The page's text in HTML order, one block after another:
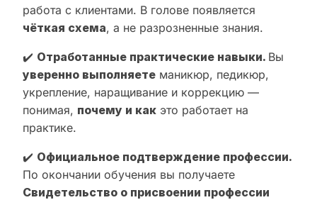
работа с клиентами. В голове появляется
чёткая схема, а не разрозненные знания.
✔️ Отработанные практические навыки. Вы
уверенно выполняете маникюр, педикюр,
укрепление, наращивание и коррекцию —
понимая, почему и как это работает на
практике.
✔️ Официальное подтверждение профессии.
По окончании обучения вы получаете
Свидетельство о присвоении профессии